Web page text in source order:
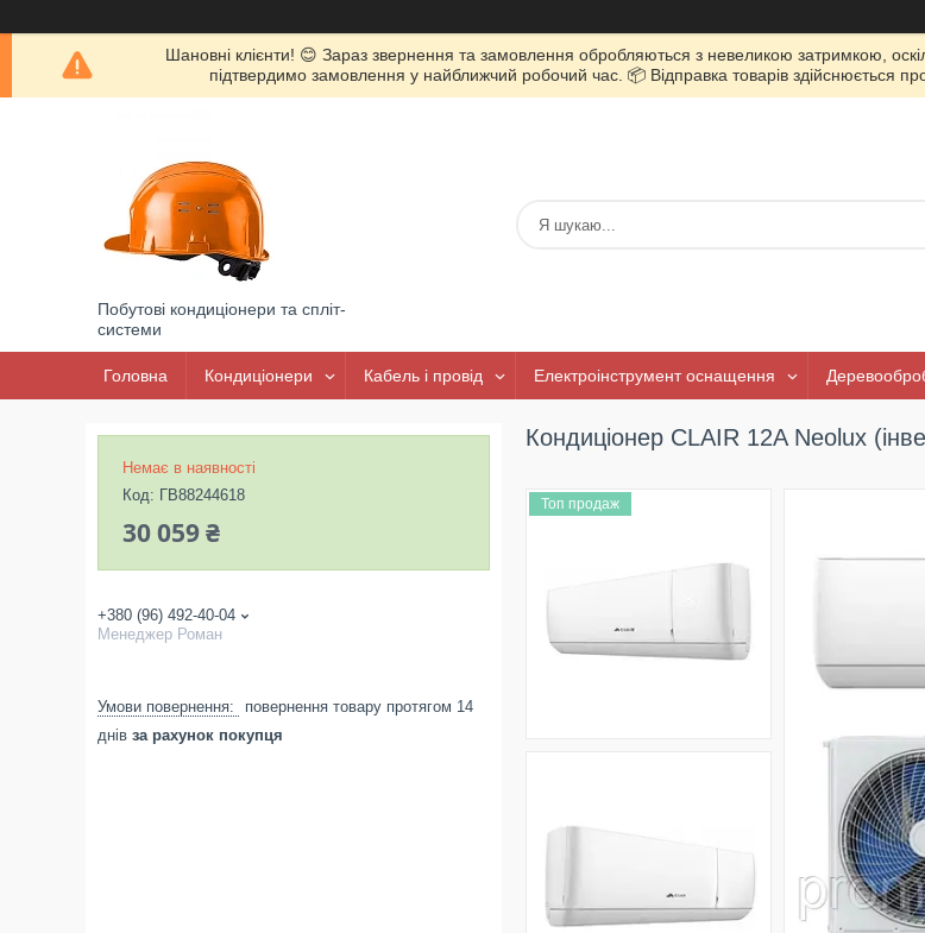
Шановні клієнти! 😊 Зараз звернення та замовлення обробляються з невеликою затримкою,
підтвердимо замовлення у найближчий робочий час. 📦 Відправка товарів здійснюється
Побутові кондиціонери та спліт-
системи
Головна Кондиціонери Кабель і провід Електроінструмент оснащення
Кондиціонер CLAIR 12A Neolux
Топ продаж
Немає в наявності
Код: ГВ88244618
30 059 ₴
+380 (96) 492-40-04
Менеджер Роман
повернення товару протягом 14
днів за рахунок покупця